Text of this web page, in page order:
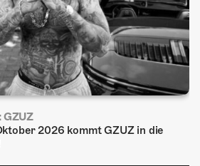
GZUZ
2026 kommt GZUZ in die